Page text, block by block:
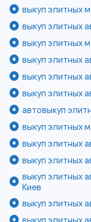
выкуп элитных
выкуп элитных
выкуп элитных
выкуп элитных
выкуп элитных
выкуп элитных
автовыкуп
выкуп элитных
выкуп элитных
выкуп элитных
выкуп элитных
Киев
выкуп элитных